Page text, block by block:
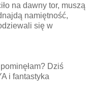
na dawny tor, muszą
namiętność,
się w
Dziś
i fantastyka